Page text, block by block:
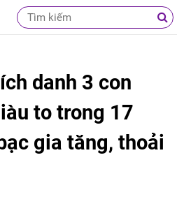
danh 3 con
to trong 17
gia tăng, thoải